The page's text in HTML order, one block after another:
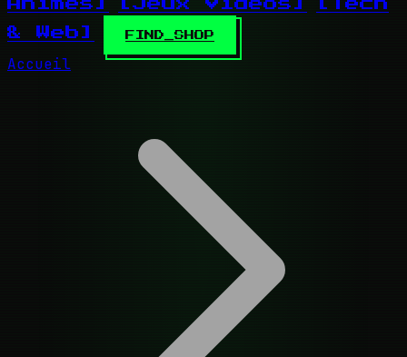
Animés]
[Jeux Vidéos]
[Tech
& Web]
FIND_SHOP
Accueil